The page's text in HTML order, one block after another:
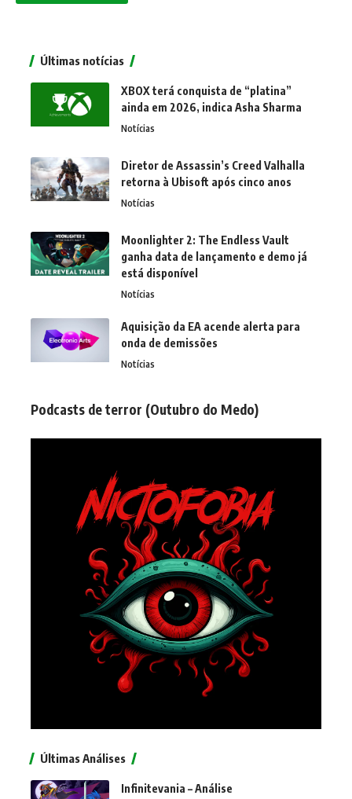
Últimas notícias
XBOX terá conquista de “platina”
ainda em 2026, indica Asha Sharma
Notícias
Diretor de Assassin’s Creed Valhalla
retorna à Ubisoft após cinco anos
Notícias
Moonlighter 2: The Endless Vault
ganha data de lançamento e demo já
está disponível
Notícias
Aquisição da EA acende alerta para
onda de demissões
Notícias
Podcasts de terror (Outubro do Medo)
Últimas Análises
Infinitevania – Análise